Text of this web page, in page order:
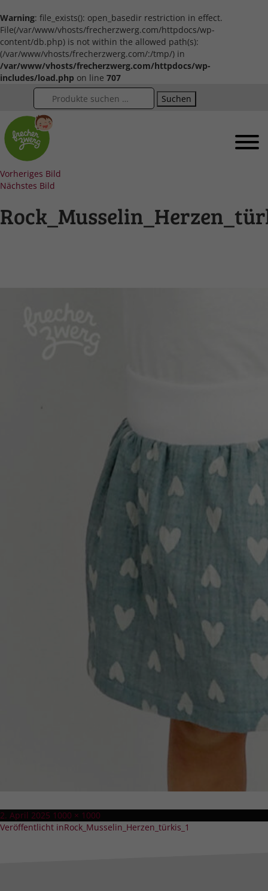
Warning: file_exists(): open_basedir restriction in effect.
File(/var/www/vhosts/frecherzwerg.com/httpdocs/wp-
content/db.php) is not within the allowed path(s):
(/var/www/vhosts/frecherzwerg.com/:/tmp/) in
/var/www/vhosts/frecherzwerg.com/httpdocs/wp-
includes/load.php on line 707
Suchen
Vorheriges Bild
Nächstes Bild
Veröffentlicht
am
2. April 2025 Volle
Größe
1000 × 1000
Beitragsnavigation
Veröffentlicht inRock_Musselin_Herzen_türkis_1